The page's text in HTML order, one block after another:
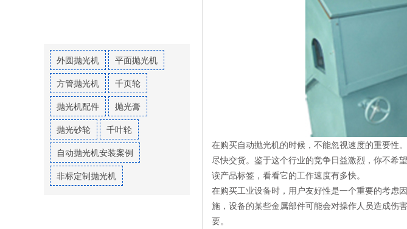
外圆抛光机
平面抛光机
方管抛光机
千页轮
抛光机配件
抛光膏
抛光砂轮
千叶轮
自动抛光机安装案例
非标定制抛光机
在购买自动抛光机的时候，不能忽视速度的重要性
尽快交货。鉴于这个行业的竞争日益激烈，你不希
读产品标签，看看它的工作速度有多快。
在购买工业设备时，用户友好性是一个重要的考虑
施，设备的某些金属部件可能会对操作人员造成伤
要。